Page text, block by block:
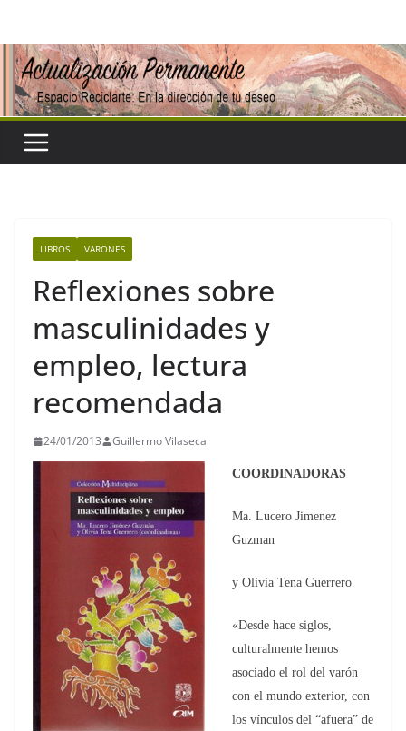
contenido
LIBROS VARONES
Reflexiones sobre
masculinidades y
empleo, lectura
recomendada
24/01/2013 Guillermo Vilaseca
COORDINADORAS
Ma. Lucero Jimenez
Guzman
y Olivia Tena Guerrero
«Desde hace siglos,
culturalmente hemos
asociado el rol del varón
con el mundo exterior, con
los vínculos del “afuera” de